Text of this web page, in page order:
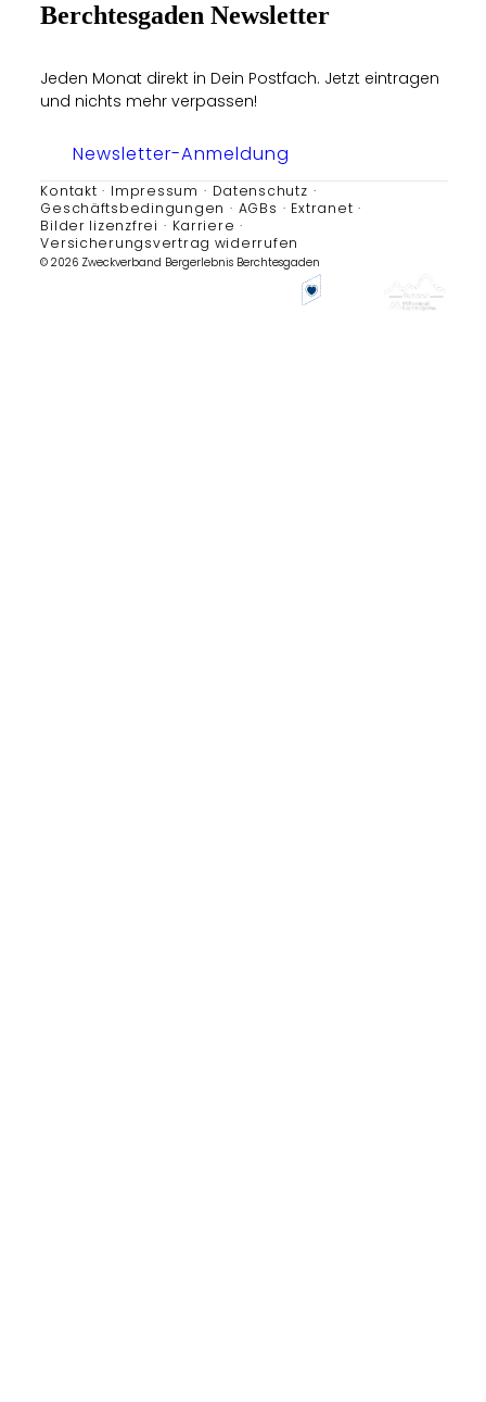
Berchtesgaden Newsletter
Jeden Monat direkt in Dein Postfach. Jetzt eintragen
und nichts mehr verpassen!
Newsletter-Anmeldung
Kontakt Impressum
Datenschutz
Geschäftsbedingungen
AGBs
Extranet
Bilder lizenzfrei
Karriere
Versicherungsvertrag widerrufen
© 2026 Zweckverband Bergerlebnis Berchtesgaden